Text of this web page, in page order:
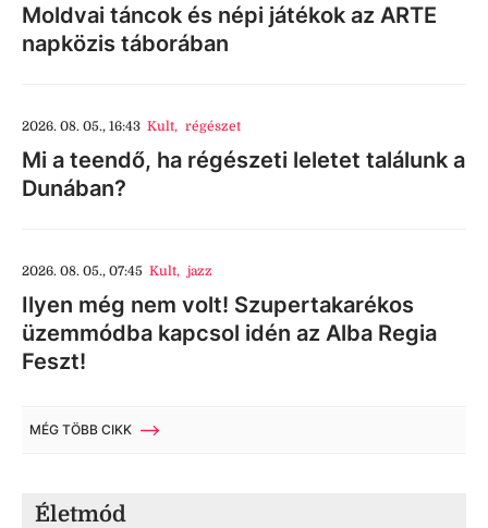
Moldvai táncok és népi játékok az ARTE
napközis táborában
2026. 08. 05., 16:43 Kult, régészet
Mi a teendő, ha régészeti leletet találunk a
Dunában?
2026. 08. 05., 07:45 Kult, jazz
Ilyen még nem volt! Szupertakarékos
üzemmódba kapcsol idén az Alba Regia
Feszt!
MÉG TÖBB CIKK
Életmód